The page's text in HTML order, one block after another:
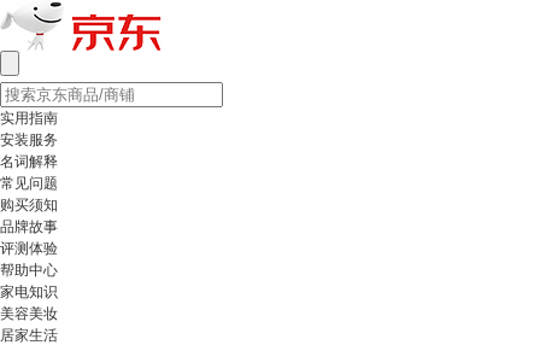
实用指南
安装服务
名词解释
常见问题
购买须知
品牌故事
评测体验
帮助中心
家电知识
美容美妆
居家生活